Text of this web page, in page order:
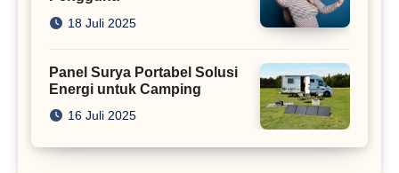
18 Juli 2025
Panel Surya Portabel Solusi
Energi untuk Camping
16 Juli 2025